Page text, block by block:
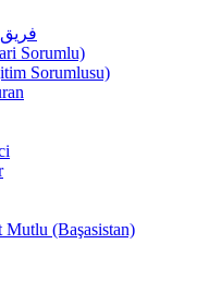
فريق
Sorumlu)
Sorumlusu)
Mutlu (Başasistan)